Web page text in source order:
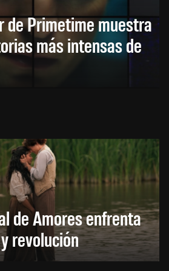
de Primetime muestra
más intensas de
de Amores enfrenta
revolución